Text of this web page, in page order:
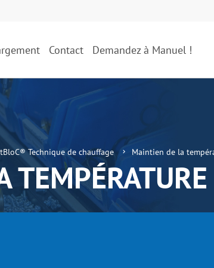
Contact Demandez à Manuel !
Technique de chauffage Maintien de la